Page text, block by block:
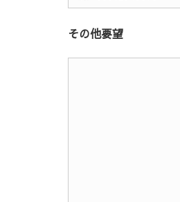
その他要望